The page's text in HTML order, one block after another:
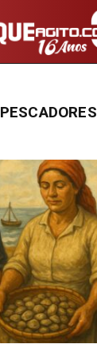
PESCADORES